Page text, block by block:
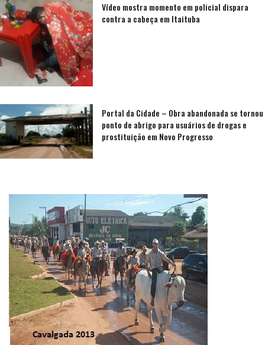
Vídeo mostra momento em policial dispara
contra a cabeça em Itaituba
Portal da Cidade – Obra abandonada se tornou
ponto de abrigo para usuários de drogas e
prostituição em Novo Progresso